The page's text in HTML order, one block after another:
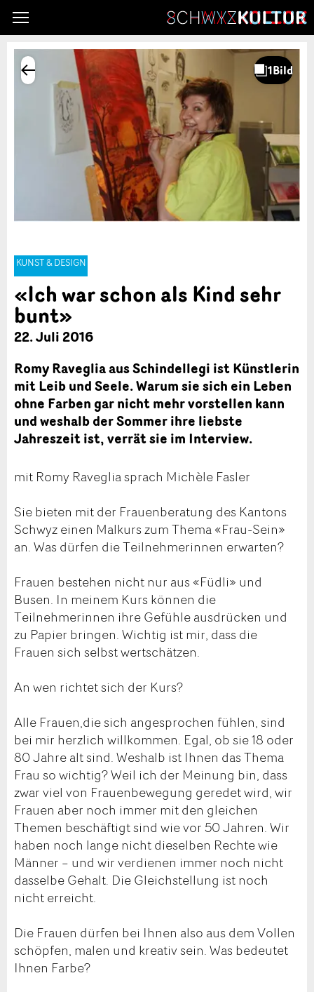
KUNST & DESIGN
«Ich war schon als Kind sehr
bunt»
22. Juli 2016
Romy Raveglia aus Schindellegi ist Künstlerin
mit Leib und Seele. Warum sie sich ein Leben
ohne Farben gar nicht mehr vorstellen kann
und weshalb der Sommer ihre liebste
Jahreszeit ist, verrät sie im Interview.
mit Romy Raveglia sprach Michèle Fasler
Sie bieten mit der Frauenberatung des Kantons
Schwyz einen Malkurs zum Thema «Frau-Sein»
an. Was dürfen die Teilnehmerinnen erwarten?
Frauen bestehen nicht nur aus «Füdli» und
Busen. In meinem Kurs können die
Teilnehmerinnen ihre Gefühle ausdrücken und
zu Papier bringen. Wichtig ist mir, dass die
Frauen sich selbst wertschätzen.
An wen richtet sich der Kurs?
Alle Frauen,die sich angesprochen fühlen, sind
bei mir herzlich willkommen. Egal, ob sie 18 oder
80 Jahre alt sind. Weshalb ist Ihnen das Thema
Frau so wichtig? Weil ich der Meinung bin, dass
zwar viel von Frauenbewegung geredet wird, wir
Frauen aber noch immer mit den gleichen
Themen beschäftigt sind wie vor 50 Jahren. Wir
haben noch lange nicht dieselben Rechte wie
Männer – und wir verdienen immer noch nicht
dasselbe Gehalt. Die Gleichstellung ist noch
nicht erreicht.
Die Frauen dürfen bei Ihnen also aus dem Vollen
schöpfen, malen und kreativ sein. Was bedeutet
Ihnen Farbe?